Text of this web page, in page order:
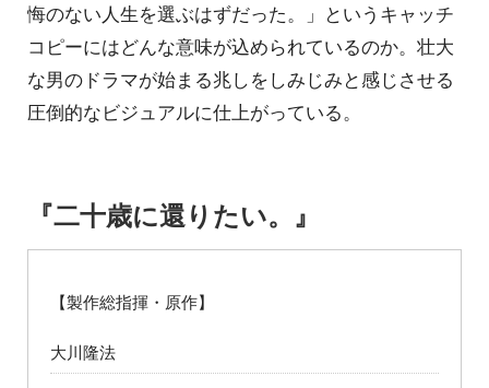
悔のない人生を選ぶはずだった。」というキャッチ
コピーにはどんな意味が込められているのか。壮大
な男のドラマが始まる兆しをしみじみと感じさせる
圧倒的なビジュアルに仕上がっている。
『二十歳に還りたい。』
【製作総指揮・原作】
大川隆法